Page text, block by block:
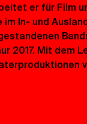
er für Film
In- und
2017. Mit dem